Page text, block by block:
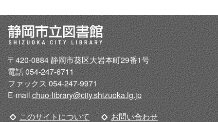
〒420-0884 静岡市葵区大岩本町29番1号
電話 054-247-6711
ファックス 054-247-9971
E-mailchuo-library@city.shizuoka.lg.jp
このサイトについて
お問い合わせ